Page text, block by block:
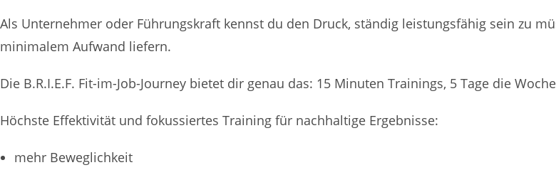
Als Unternehmer oder Führungskraft kennst du den Druck, ständig leistungsfähig sein zu
minimalem Aufwand liefern.
Die B.R.I.E.F. Fit-im-Job-Journey bietet dir genau das: 15 Minuten Trainings, 5 Tage die
Höchste Effektivität und fokussiertes Training für nachhaltige Ergebnisse:
mehr Beweglichkeit